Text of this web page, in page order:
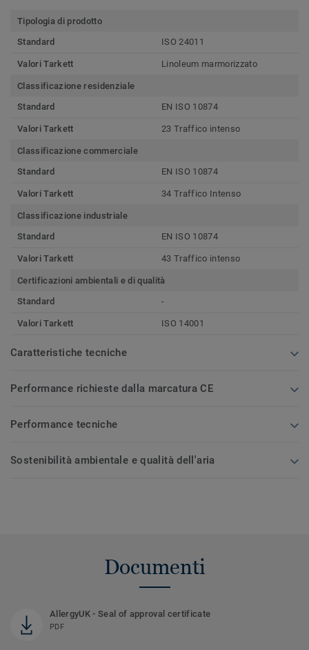
Tipologia di prodotto
Standard
ISO 24011
Valori Tarkett Linoleum marmorizzato
Classificazione residenziale
Standard
EN ISO 10874
Valori Tarkett 23 Traffico intenso
Classificazione commerciale
Standard
EN ISO 10874
Valori Tarkett 34 Traffico Intenso
Classificazione industriale
Standard
EN ISO 10874
Valori Tarkett 43 Traffico intenso
Certificazioni ambientali e di qualità
Standard
-
Valori Tarkett ISO 14001
Caratteristiche tecniche
Performance richieste dalla marcatura CE
Performance tecniche
Sostenibilità ambientale e qualità dell'aria
Documenti
AllergyUK - Seal of approval certificate
PDF